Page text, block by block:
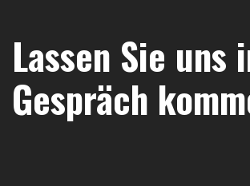
Lassen Sie uns
Gespräch